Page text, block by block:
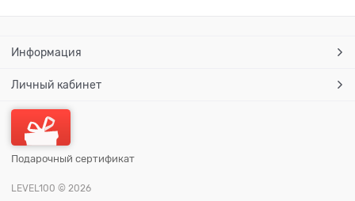
Информация
Личный кабинет
Подарочный сертификат
LEVEL100 © 2026